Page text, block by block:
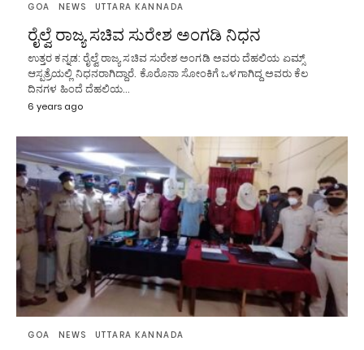
GOA NEWS UTTARA KANNADA
ರೈಲ್ವೆ ರಾಜ್ಯ ಸಚಿವ ಸುರೇಶ ಅಂಗಡಿ ನಿಧನ
ಉತ್ತರ ಕನ್ನಡ: ರೈಲ್ವೆ ರಾಜ್ಯ ಸಚಿವ ಸುರೇಶ ಅಂಗಡಿ ಅವರು ದೆಹಲಿಯ ಏಮ್ಸ್
ಆಸ್ಪತ್ರೆಯಲ್ಲಿ ನಿಧನರಾಗಿದ್ದಾರೆ. ಕೊರೊನಾ ಸೋಂಕಿಗೆ ಒಳಗಾಗಿದ್ದ ಅವರು ಕೆಲ
ದಿನಗಳ ಹಿಂದೆ ದೆಹಲಿಯ…
6 years ago
GOA NEWS UTTARA KANNADA